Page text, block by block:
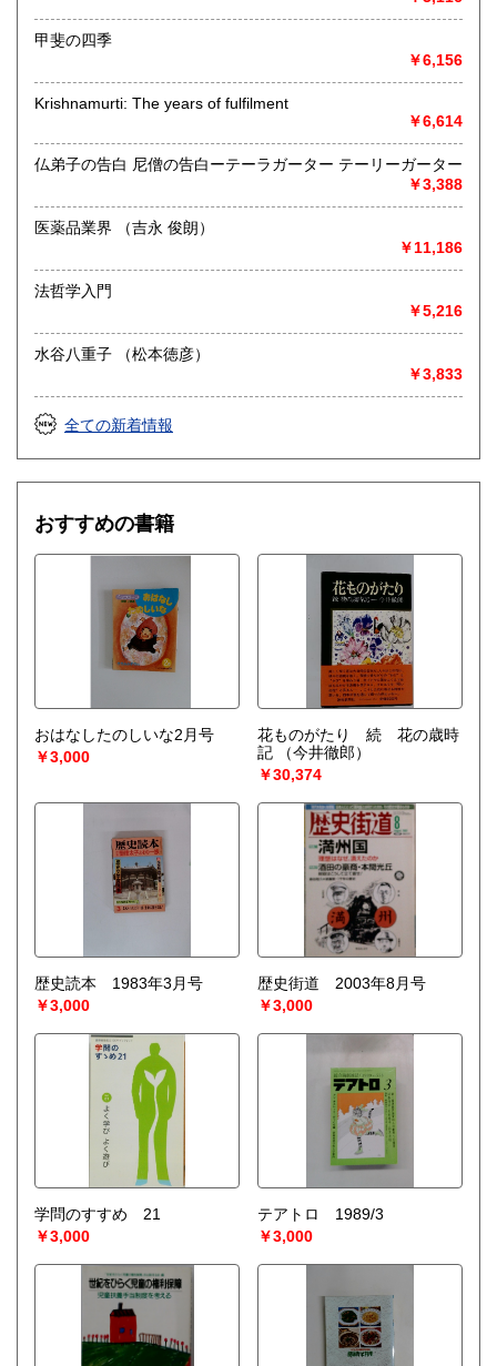
甲斐の四季
￥6,156
Krishnamurti: The years of fulfilment
￥6,614
仏弟子の告白 尼僧の告白ーテーラガーター テーリーガーター
￥3,388
医薬品業界 （吉永 俊朗）
￥11,186
法哲学入門
￥5,216
水谷八重子 （松本徳彦）
￥3,833
全ての新着情報
おすすめの書籍
おはなしたのしいな2月号
￥3,000
花ものがたり 続 花の歳時
記
（今井徹郎）
￥30,374
歴史読本 1983年3月号
￥3,000
歴史街道 2003年8月号
￥3,000
学問のすすめ 21
￥3,000
テアトロ 1989/3
￥3,000